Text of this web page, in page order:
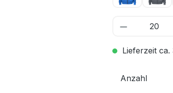
Lieferzeit ca.
Anzahl